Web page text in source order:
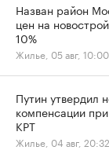
Назван район
цен на
10%
Жилье, 05 авг, 10:00
Путин утвердил
компенсации
КРТ
Жилье, 04 авг, 20:32